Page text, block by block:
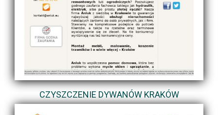
CZYSZCZENIE DYWANÓW KRAKÓW